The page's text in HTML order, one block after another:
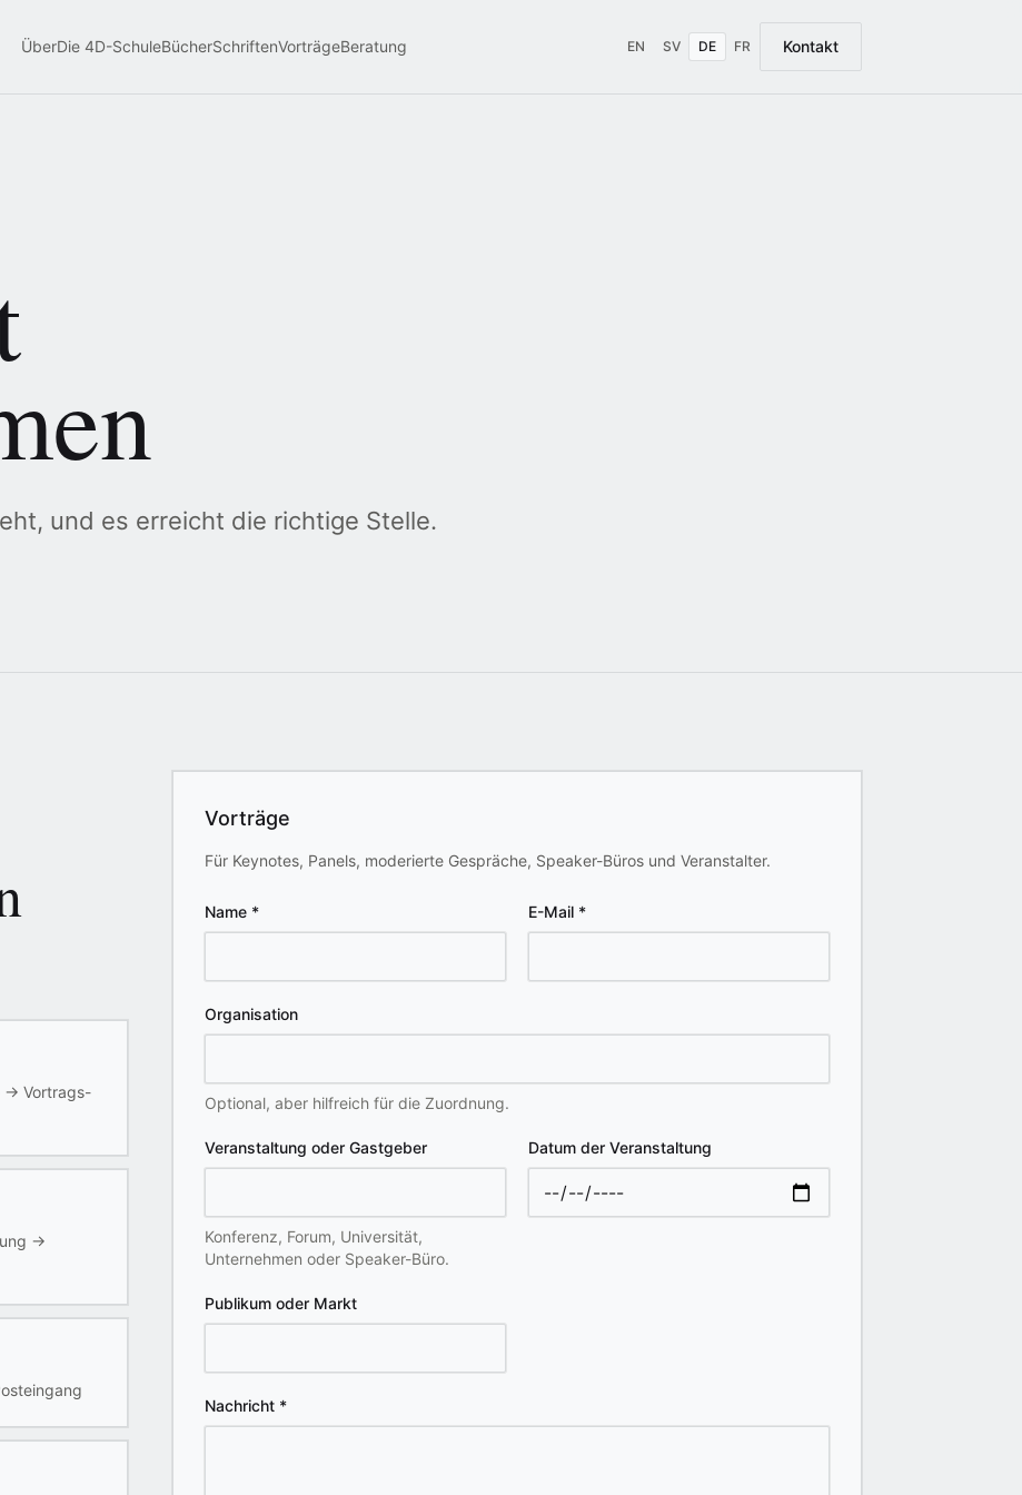
ÜberDie 4D-SchuleBücherSchriftenVorträgeBeratung EN SV DE FR Kontakt
und es erreicht die richtige Stelle.
→ Vortrags-
→
Vorträge
Für Keynotes, Panels, moderierte Gespräche, Speaker-Büros und Veranstalter.
Name * E-Mail *
Organisation
Optional, aber hilfreich für die Zuordnung.
Veranstaltung oder Gastgeber
Konferenz, Forum, Universität,
Unternehmen oder Speaker-Büro.
Datum der Veranstaltung
Publikum oder Markt
Nachricht *